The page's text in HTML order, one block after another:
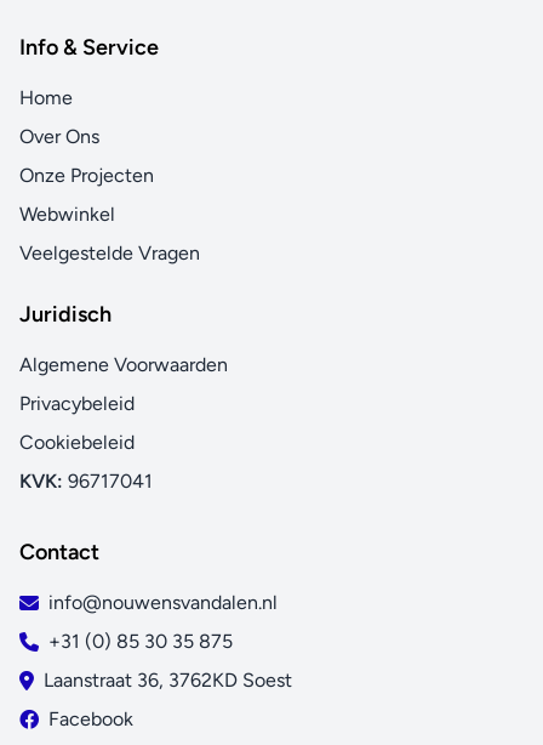
Info & Service
Home
Over Ons
Onze Projecten
Webwinkel
Veelgestelde Vragen
Juridisch
Algemene Voorwaarden
Privacybeleid
Cookiebeleid
KVK: 96717041
Contact
info@nouwensvandalen.nl
+31 (0) 85 30 35 875
Laanstraat 36, 3762KD Soest
Facebook